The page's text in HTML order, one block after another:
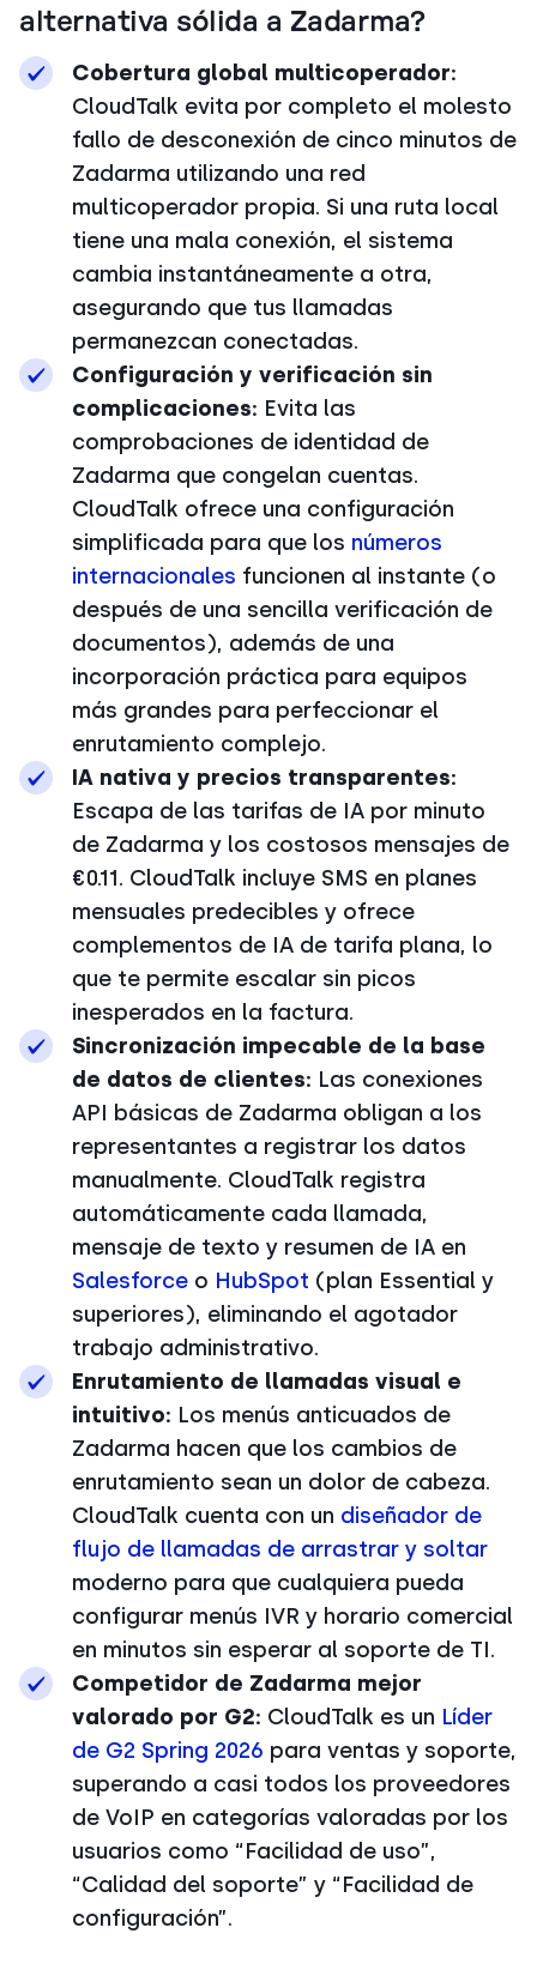
alternativa sólida a Zadarma?
Cobertura global multicoperador:
CloudTalk evita por completo el molesto
fallo de desconexión de cinco minutos de
Zadarma utilizando una red
multicoperador propia. Si una ruta local
tiene una mala conexión, el sistema
cambia instantáneamente a otra,
asegurando que tus llamadas
permanezcan conectadas.
Configuración y verificación sin
complicaciones: Evita las
comprobaciones de identidad de
Zadarma que congelan cuentas.
CloudTalk ofrece una configuración
simplificada para que los números
internacionales funcionen al instante (o
después de una sencilla verificación de
documentos), además de una
incorporación práctica para equipos
más grandes para perfeccionar el
enrutamiento complejo.
IA nativa y precios transparentes:
Escapa de las tarifas de IA por minuto
de Zadarma y los costosos mensajes de
€0.11. CloudTalk incluye SMS en planes
mensuales predecibles y ofrece
complementos de IA de tarifa plana, lo
que te permite escalar sin picos
inesperados en la factura.
Sincronización impecable de la base
de datos de clientes: Las conexiones
API básicas de Zadarma obligan a los
representantes a registrar los datos
manualmente. CloudTalk registra
automáticamente cada llamada,
mensaje de texto y resumen de IA en
Salesforce o HubSpot (plan Essential y
superiores), eliminando el agotador
trabajo administrativo.
Enrutamiento de llamadas visual e
intuitivo: Los menús anticuados de
Zadarma hacen que los cambios de
enrutamiento sean un dolor de cabeza.
CloudTalk cuenta con un diseñador de
flujo de llamadas de arrastrar y soltar
moderno para que cualquiera pueda
configurar menús IVR y horario comercial
en minutos sin esperar al soporte de TI.
Competidor de Zadarma mejor
valorado por G2: CloudTalk es un Líder
de G2 Spring 2026 para ventas y soporte,
superando a casi todos los proveedores
de VoIP en categorías valoradas por los
usuarios como “Facilidad de uso”,
“Calidad del soporte” y “Facilidad de
configuración”.